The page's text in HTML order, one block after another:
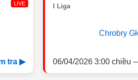
LIVE
tra ▶
I Liga
Chrobry
06/04/2026 3:00 chiều